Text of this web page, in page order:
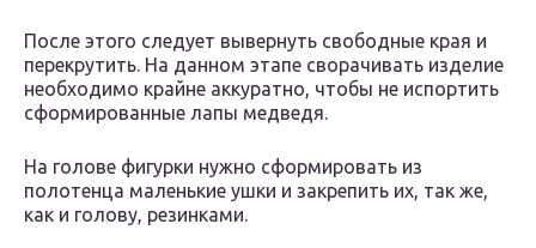
После этого следует вывернуть свободные края и
перекрутить. На данном этапе сворачивать изделие
необходимо крайне аккуратно, чтобы не испортить
сформированные лапы медведя.
На голове фигурки нужно сформировать из
полотенца маленькие ушки и закрепить их, так же,
как и голову, резинками.